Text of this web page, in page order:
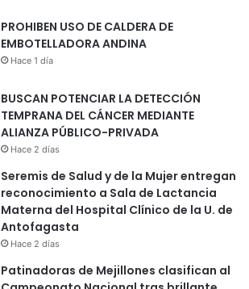
PROHIBEN USO DE CALDERA DE
EMBOTELLADORA ANDINA
Hace 1 día
BUSCAN POTENCIAR LA DETECCIÓN
TEMPRANA DEL CÁNCER MEDIANTE
ALIANZA PÚBLICO-PRIVADA
Hace 2 días
Seremis de Salud y de la Mujer entregan
reconocimiento a Sala de Lactancia
Materna del Hospital Clínico de la U. de
Antofagasta
Hace 2 días
Patinadoras de Mejillones clasifican al